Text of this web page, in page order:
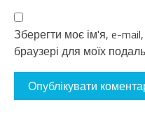
Зберегти моє ім'я, e-
браузері для моїх